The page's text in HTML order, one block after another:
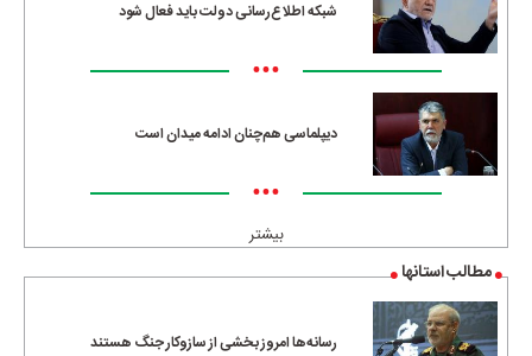
شبکه اطلاع‌رسانی دولت باید فعال شود
•••
دیپلماسی هم‌چنان ادامه میدان است
•••
بیشتر
مطالب استانها
رسانه‌ها امروز بخشی از سازوکار جنگ هستند